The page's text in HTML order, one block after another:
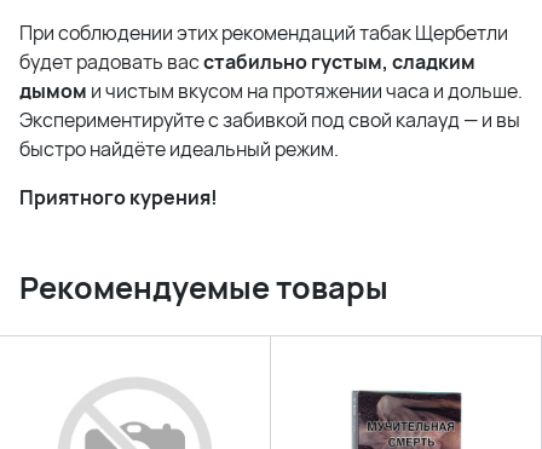
При соблюдении этих рекомендаций табак Щербетли
будет радовать васстабильно густым, сладким
дымом и чистым вкусом на протяжении часа и дольше.
Экспериментируйте с забивкой под свой калауд — и вы
быстро найдёте идеальный режим.
Приятного курения!
Рекомендуемые товары